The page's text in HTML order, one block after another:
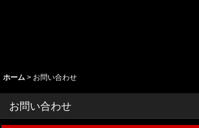
ホーム > お問い合わせ
お問い合わせ